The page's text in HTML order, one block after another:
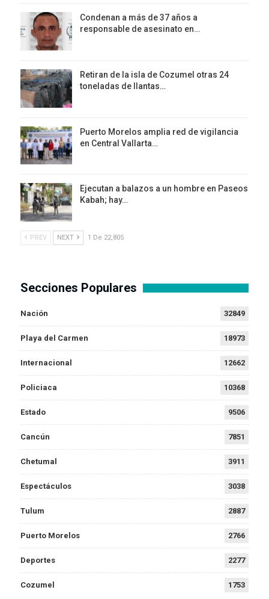
Condenan a más de 37 años a
responsable de asesinato en…
Retiran de la isla de Cozumel otras 24
toneladas de llantas…
Puerto Morelos amplia red de vigilancia
en Central Vallarta…
Ejecutan a balazos a un hombre en Paseos
Kabah; hay…
PREV NEXT 1 De 22,805
Secciones Populares
Nación 32849
Playa del Carmen 18973
Internacional 12662
Policiaca 10368
Estado 9506
Cancún 7851
Chetumal 3911
Espectáculos 3038
Tulum 2887
Puerto Morelos 2766
Deportes 2277
Cozumel 1753